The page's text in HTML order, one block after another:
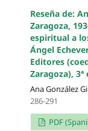
Reseña de:
Zaragoza,
espiritual a
Ángel
Editores
Zaragoza), 3ª
Ana González
286-291
PDF